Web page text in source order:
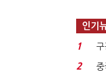
인기
1
구
2
중